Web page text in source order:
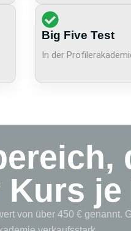
Big Five Test
In der
von über 450 €